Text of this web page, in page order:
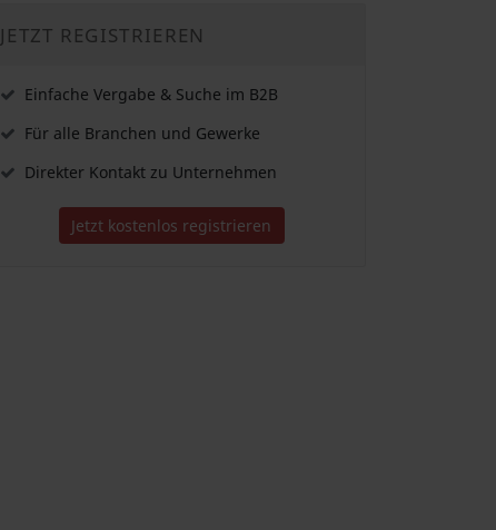
JETZT REGISTRIEREN
Einfache Vergabe & Suche im B2B
Für alle Branchen und Gewerke
Direkter Kontakt zu Unternehmen
Jetzt kostenlos registrieren